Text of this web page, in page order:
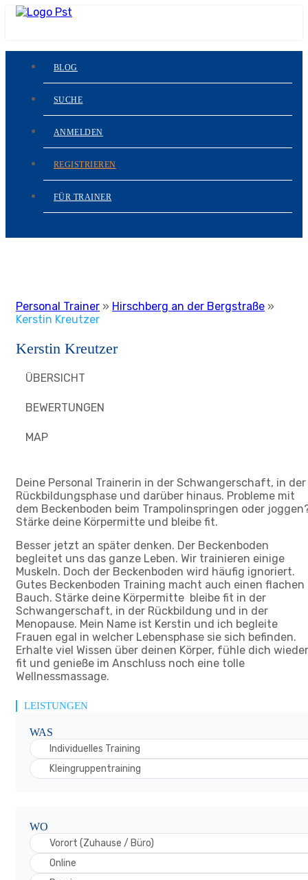
BLOG
SUCHE
ANMELDEN
REGISTRIEREN
FÜR TRAINER
Personal Trainer » Hirschberg an der Bergstraße »
Kerstin Kreutzer
Kerstin Kreutzer
ÜBERSICHT
BEWERTUNGEN
MAP
Deine Personal Trainerin in der Schwangerschaft, in der
Rückbildungsphase und darüber hinaus. Probleme mit
dem Beckenboden beim Trampolinspringen oder
Stärke deine Körpermitte und bleibe fit.
Besser jetzt an später denken. Der Beckenboden
begleitet uns das ganze Leben. Wir trainieren einige
Muskeln. Doch der Beckenboden wird häufig ignoriert.
Gutes Beckenboden Training macht auch einen flachen
Bauch. Stärke deine Körpermitte bleibe fit in der
Schwangerschaft, in der Rückbildung und in der
Menopause. Mein Name ist Kerstin und ich begleite
Frauen egal in welcher Lebensphase sie sich befinden.
Erhalte viel Wissen über deinen Körper, fühle dich wieder
fit und genieße im Anschluss noch eine tolle
Wellnessmassage.
LEISTUNGEN
WAS
Individuelles Training
Kleingruppentraining
WO
Vorort (Zuhause / Büro)
Online